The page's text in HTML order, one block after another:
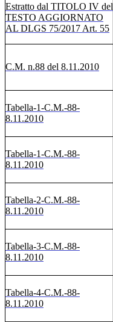
Estratto dal TITOLO IV del
TESTO AGGIORNATO
AL DLGS 75/2017 Art. 55
C.M. n.88 del 8.11.2010
Tabella-1-C.M.-88-
8.11.2010
Tabella-1-C.M.-88-
8.11.2010
Tabella-2-C.M.-88-
8.11.2010
Tabella-3-C.M.-88-
8.11.2010
Tabella-4-C.M.-88-
8.11.2010